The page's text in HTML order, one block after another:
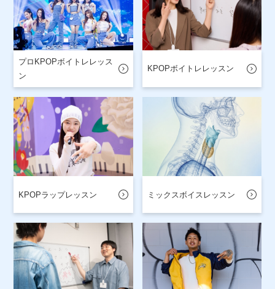
プロKPOPボイトレレッス
ン
KPOPボイトレレッスン
KPOPラップレッスン ミックスボイスレッスン